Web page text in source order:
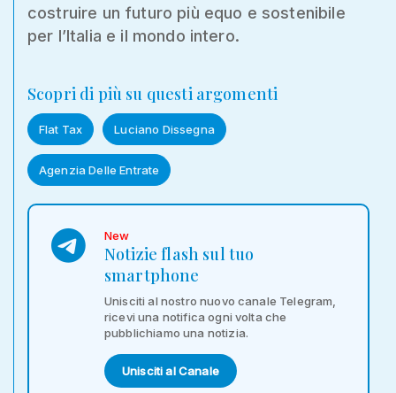
costruire un futuro più equo e sostenibile
per l’Italia e il mondo intero.
Scopri di più su questi argomenti
Flat Tax Luciano Dissegna
Agenzia Delle Entrate
New
Notizie flash sul tuo
smartphone
Unisciti al nostro nuovo canale Telegram,
ricevi una notifica ogni volta che
pubblichiamo una notizia.
Unisciti al Canale